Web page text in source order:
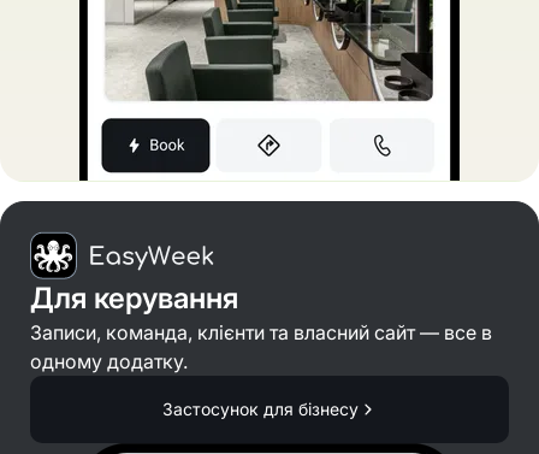
Для керування
Записи, команда, клієнти та власний сайт — все в
одному додатку.
Застосунок для бізнесу